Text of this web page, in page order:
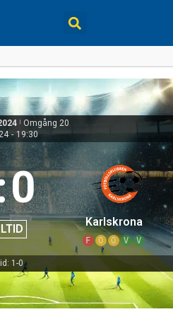
| Omgång 20
- 19:30
0
Karlskrona
F O O V V
1-0